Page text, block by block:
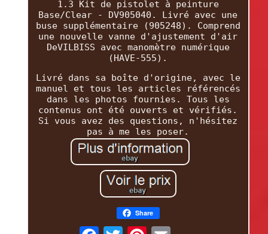
1.3 Kit de pistolet à peinture
Base/Clear - DV905040. Livré avec une
buse supplémentaire (905248). Comprend
une nouvelle vanne d'ajustement d'air
DeVILBISS avec manomètre numérique
(HAVE-555).
Livré dans sa boîte d'origine, avec le
manuel et tous les articles référencés
dans les photos fournies. Tous les
contenus ont été ouverts et vérifiés.
Si vous avez des questions, n'hésitez
pas à me les poser.
Share